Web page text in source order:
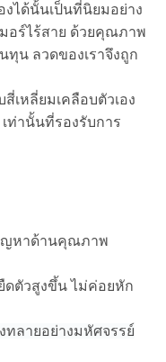
งได้นั้นเป็นที่นิยมอย่าง
อร์ไร้สาย ด้วยคุณภาพ
ทุน ลวดของเราจึงถูก
เหลี่ยมเคลือบตัวเอง
ท่านั้นที่รองรับการ
ญหาด้านคุณภาพ
ดตัวสูงขึ้น ไม่ค่อยหัก
ทลายอย่างมหัศจรรย์